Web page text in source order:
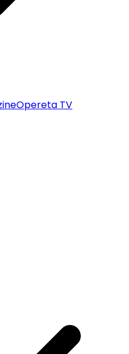
Opereta TV